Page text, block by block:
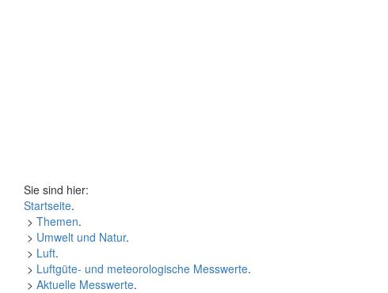
Sie sind hier:
Startseite.
> Themen.
> Umwelt und Natur.
> Luft.
> Luftgüte- und meteorologische Messwerte.
> Aktuelle Messwerte.